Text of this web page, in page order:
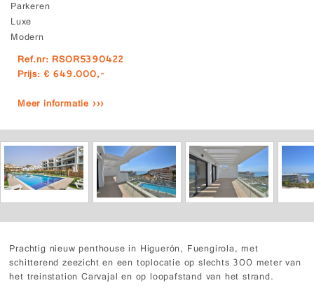
Parkeren
Luxe
Modern
Ref.nr: RSOR5390422
Prijs: € 649.000,-
Meer informatie ›››
Prachtig nieuw penthouse in Higuerón, Fuengirola, met
schitterend zeezicht en een toplocatie op slechts 300 meter van
het treinstation Carvajal en op loopafstand van het strand.